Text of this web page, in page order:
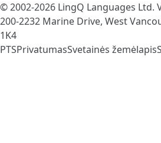
© 2002-2026 LingQ Languages Ltd.
200-2232 Marine Drive, West
1K4
PTSPrivatumasSvetainės žemėlapis